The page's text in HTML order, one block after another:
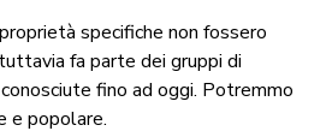
specifiche non fossero
fa parte dei gruppi di
fino ad oggi. Potremmo
e popolare.